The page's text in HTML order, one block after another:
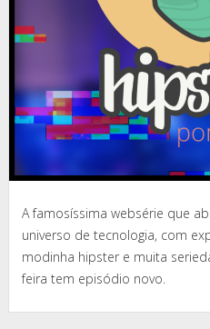
A famosíssima websérie que
universo de tecnologia, com
modinha hipster e muita
feira tem episódio novo.